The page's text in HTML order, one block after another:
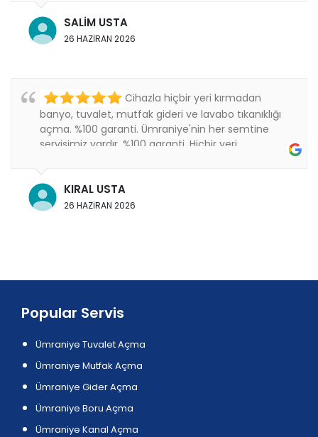
SALİM USTA
26 HAZİRAN 2026
Cihazla hiçbir yeri kırmadan
banyo, tuvalet, mutfak gideri ve lavabo tıkanıklığı
açma. %100 garanti. Ümraniye'nin her semtine
servisimiz vardır. %100 garanti. Hiçbir yeri
KIRAL USTA
26 HAZİRAN 2026
Popular Servis
Ümraniye Tuvalet Açma
Ümraniye Mutfak Açma
Ümraniye Gider Açma
Ümraniye Boru Açma
Ümraniye Kanal Açma